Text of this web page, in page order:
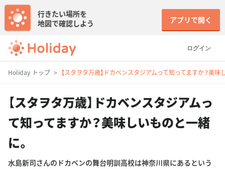
ログイン
行きたい場所を
地図で確認しよう
アプリで開く
Holiday トップ 【スタヲタ万歳】ドカベンスタジアムって知ってますか？美味
【スタヲタ万歳】ドカベンスタジアムっ
て知ってますか？美味しいものと一緒
に。
水島新司さんのドカベンの舞台明訓高校は神奈川県にあるという